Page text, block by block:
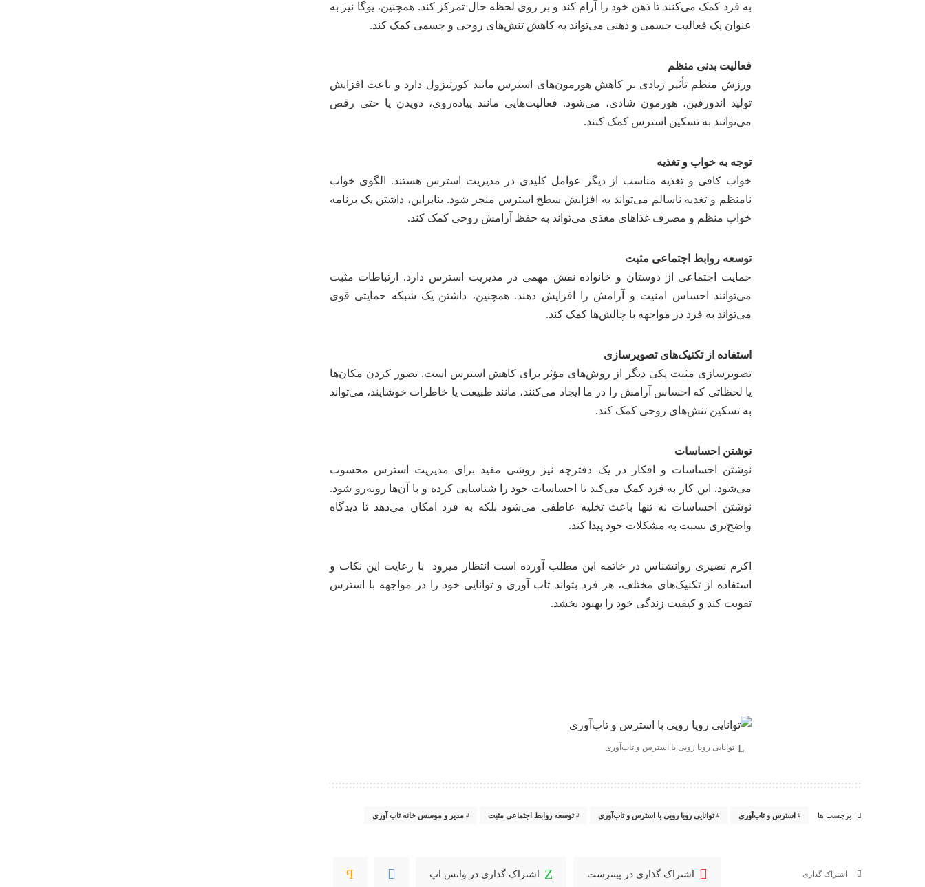
به فرد کمک می‌کنند تا ذهن خود را آرام کند و بر روی لحظه حال تمرکز کند. همچنین، یوگا نیز به
عنوان یک فعالیت جسمی و ذهنی می‌تواند به کاهش تنش‌های روحی و جسمی کمک کند.
فعالیت بدنی منظم
ورزش منظم تأثیر زیادی بر کاهش هورمون‌های استرس مانند کورتیزول دارد و باعث افزایش
تولید اندورفین، هورمون شادی، می‌شود. فعالیت‌هایی مانند پیاده‌روی، دویدن یا حتی رقص
می‌توانند به تسکین استرس کمک کنند.
توجه به خواب و تغذیه
خواب کافی و تغذیه مناسب از دیگر عوامل کلیدی در مدیریت استرس هستند. الگوی خواب
نامنظم و تغذیه ناسالم می‌تواند به افزایش سطح استرس منجر شود. بنابراین، داشتن یک برنامه
خواب منظم و مصرف غذاهای مغذی می‌تواند به حفظ آرامش روحی کمک کند.
توسعه روابط اجتماعی مثبت
حمایت اجتماعی از دوستان و خانواده نقش مهمی در مدیریت استرس دارد. ارتباطات مثبت
می‌توانند احساس امنیت و آرامش را افزایش دهند. همچنین، داشتن یک شبکه حمایتی قوی
می‌تواند به فرد در مواجهه با چالش‌ها کمک کند.
استفاده از تکنیک‌های تصویرسازی
تصویرسازی مثبت یکی دیگر از روش‌های مؤثر برای کاهش استرس است. تصور کردن مکان‌ها
یا لحظاتی که احساس آرامش را در ما ایجاد می‌کنند، مانند طبیعت یا خاطرات خوشایند، می‌تواند
به تسکین تنش‌های روحی کمک کند.
نوشتن احساسات
نوشتن احساسات و افکار در یک دفترچه نیز روشی مفید برای مدیریت استرس محسوب
می‌شود. این کار به فرد کمک می‌کند تا احساسات خود را شناسایی کرده و با آن‌ها روبه‌رو شود.
نوشتن احساسات نه تنها باعث تخلیه عاطفی می‌شود بلکه به فرد امکان می‌دهد تا دیدگاه
واضح‌تری نسبت به مشکلات خود پیدا کند.
اکرم نصیری روانشناس در خاتمه این مطلب آورده است انتظار میرود با رعایت این نکات و
استفاده از تکنیک‌های مختلف، هر فرد بتواند تاب آوری و توانایی خود را در مواجهه با استرس
تقویت کند و کیفیت زندگی خود را بهبود بخشد.
توانایی رویا رویی با استرس و تاب‌آوری
برچسب ها استرس و تاب‌آوری توانایی رویا رویی با استرس و تاب‌آوری توسعه روابط اجتماعی مثبت مدیر و موسس خانه تاب آوری
اشتراک گذاری اشتراک گذاری در پینترست اشتراک گذاری در واتس اپ